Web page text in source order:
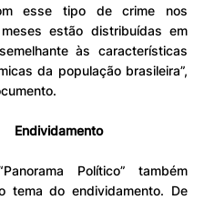
esse tipo de crime nos
estão distribuídas em
às características
da população brasileira”,
Endividamento
tema do endividamento. De